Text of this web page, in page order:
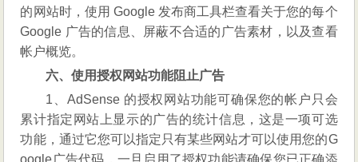
的网站时，使用 Google 发布商工具栏查看关于您的每个
Google 广告的信息、屏蔽不合适的广告素材，以及查看
帐户概览。
六、使用授权网站功能阻止广告
1、AdSense 的授权网站功能可确保您的帐户只会
累计指定网站上显示的广告的统计信息，这是一项可选
功能，通过它您可以指定只有某些网站才可以使用您的G